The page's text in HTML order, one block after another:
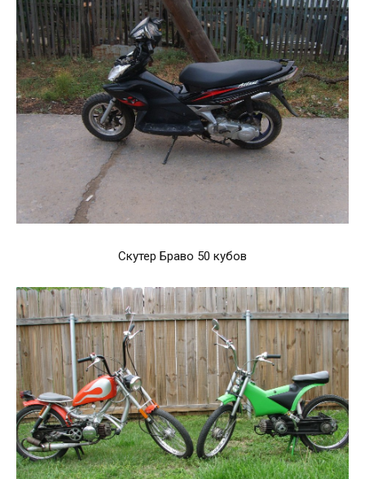
Скутер Браво 50 кубов